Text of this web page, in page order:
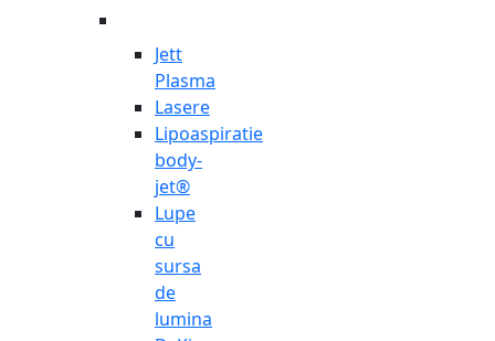
Jett
Plasma
Lasere
Lipoaspiratie
body-
jet®
Lupe
cu
sursa
de
lumina